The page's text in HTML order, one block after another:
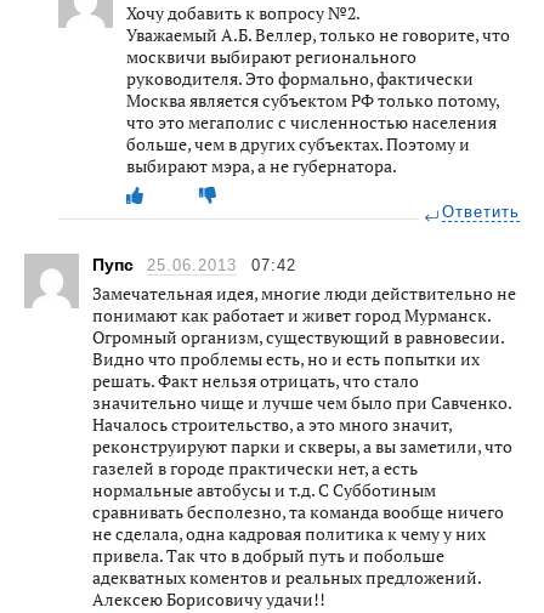
Хочу добавить к вопросу №2.
Уважаемый А.Б. Веллер, только не говорите, что
москвичи выбирают регионального
руководителя. Это формально, фактически
Москва является субъектом РФ только потому,
что это мегаполис с численностью населения
больше, чем в других субъектах. Поэтому и
выбирают мэра, а не губернатора.
Ответить
Пупс 25.06.2013 07:42
Замечательная идея, многие люди действительно не
понимают как работает и живет город Мурманск.
Огромный организм, существующий в равновесии.
Видно что проблемы есть, но и есть попытки их
решать. Факт нельзя отрицать, что стало
значительно чище и лучше чем было при Савченко.
Началось строительство, а это много значит,
реконструируют парки и скверы, а вы заметили, что
газелей в городе практически нет, а есть
нормальные автобусы и т.д. С Субботиным
сравнивать бесполезно, та команда вообще ничего
не сделала, одна кадровая политика к чему у них
привела. Так что в добрый путь и побольше
адекватных коментов и реальных предложений.
Алексею Борисовичу удачи!!